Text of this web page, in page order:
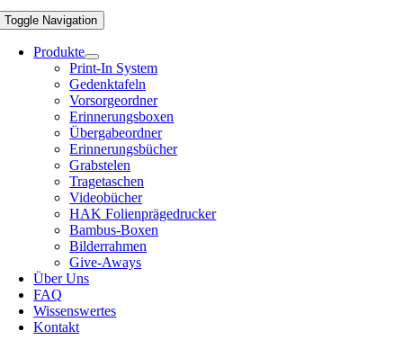
Toggle Navigation
Produkte
Print-In System
Gedenktafeln
Vorsorgeordner
Erinnerungsboxen
Übergabeordner
Erinnerungsbücher
Grabstelen
Tragetaschen
Videobücher
HAK Folienprägedrucker
Bambus-Boxen
Bilderrahmen
Give-Aways
Über Uns
FAQ
Wissenswertes
Kontakt